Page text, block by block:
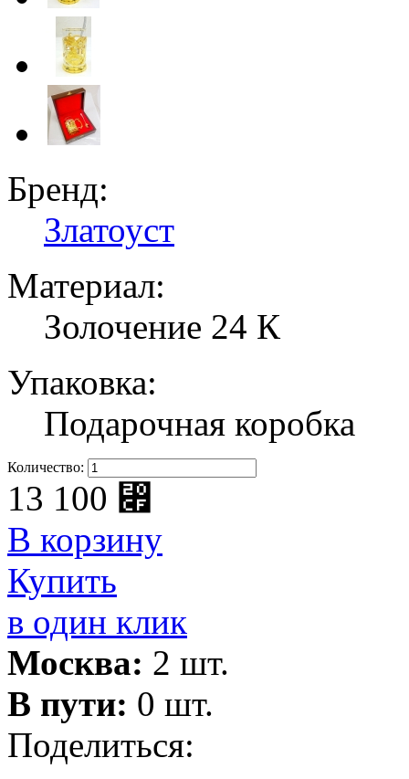
Бренд:
Златоуст
Материал:
Золочение 24 К
Упаковка:
Подарочная коробка
Количество:
13 100 ⃏
В корзину
Купить
в один клик
Москва: 2 шт.
В пути: 0 шт.
Поделиться: